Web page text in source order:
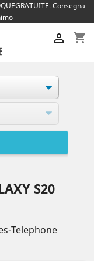
Consegna
shopping_cart

S20
Telephone